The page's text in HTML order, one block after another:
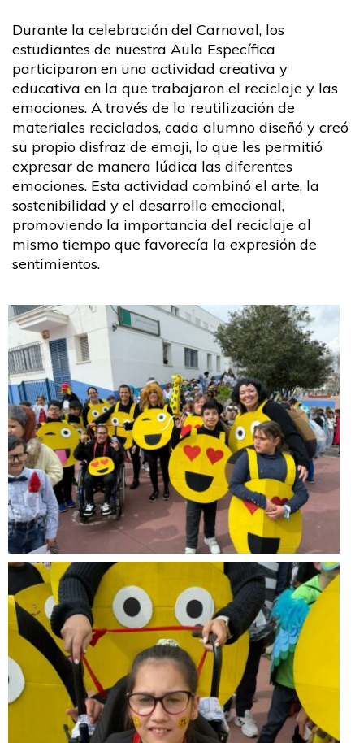
Durante la celebración del Carnaval, los
estudiantes de nuestra Aula Específica
participaron en una actividad creativa y
educativa en la que trabajaron el reciclaje y las
emociones. A través de la reutilización de
materiales reciclados, cada alumno diseñó y creó
su propio disfraz de emoji, lo que les permitió
expresar de manera lúdica las diferentes
emociones. Esta actividad combinó el arte, la
sostenibilidad y el desarrollo emocional,
promoviendo la importancia del reciclaje al
mismo tiempo que favorecía la expresión de
sentimientos.